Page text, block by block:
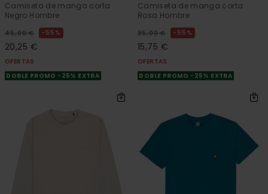
Camiseta de manga corta
Negro Hombre
45,00 € 55%
20,25 €
OFERTAS
DOBLE PROMO -25% EXTRA
Camiseta de manga corta
Rosa Hombre
35,00 € 55%
15,75 €
OFERTAS
DOBLE PROMO -25% EXTRA